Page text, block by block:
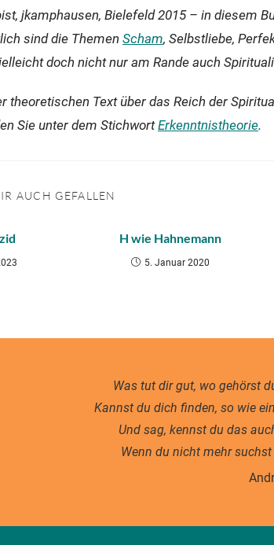
jkamphausen, Bielefeld 2015 – in diesem
sind die Themen Scham, Selbstliebe,
doch nicht nur am Rande auch
theoretischen Text über das Reich der
Sie unter dem StichwortErkenntnistheorie.
AUCH GEFALLEN
H wie Hahnemann
5. Januar 2020
Was tut dir gut, wo gehörst
Kannst du dich finden, so wie
Und sag, kennst du das
Wenn du nicht mehr